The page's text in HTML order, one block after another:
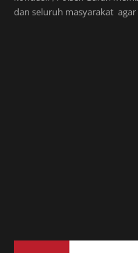
dan seluruh masyarakat